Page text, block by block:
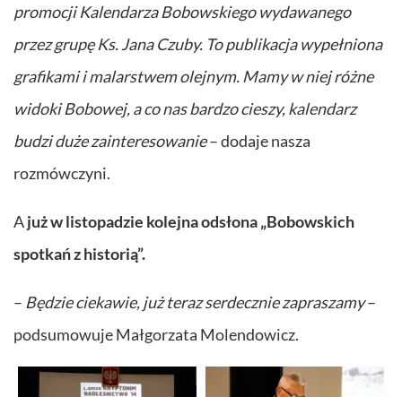
promocji Kalendarza Bobowskiego wydawanego
przez grupę Ks. Jana Czuby. To publikacja wypełniona
grafikami i malarstwem olejnym. Mamy w niej różne
widoki Bobowej, a co nas bardzo cieszy, kalendarz
budzi duże zainteresowanie– dodaje nasza
rozmówczyni.
Ajuż w listopadzie kolejna odsłona „Bobowskich
spotkań z historią”.
– Będzie ciekawie, już teraz serdecznie zapraszamy–
podsumowuje Małgorzata Molendowicz.